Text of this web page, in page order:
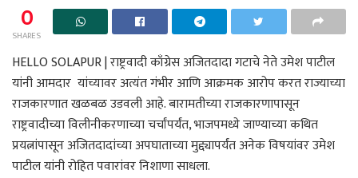
0
SHARES
HELLO SOLAPUR | राष्ट्रवादी काँग्रेस अजितदादा गटाचे नेते उमेश पाटील
यांनी आमदार यांच्यावर अत्यंत गंभीर आणि आक्रमक आरोप करत राज्याच्या
राजकारणात खळबळ उडवली आहे. बारामतीच्या राजकारणापासून
राष्ट्रवादीच्या विलीनीकरणाच्या चर्चांपर्यंत, भाजपमध्ये जाण्याच्या कथित
प्रयत्नांपासून अजितदादांच्या अपघाताच्या मुद्द्यापर्यंत अनेक विषयांवर उमेश
पाटील यांनी रोहित पवारांवर निशाणा साधला.